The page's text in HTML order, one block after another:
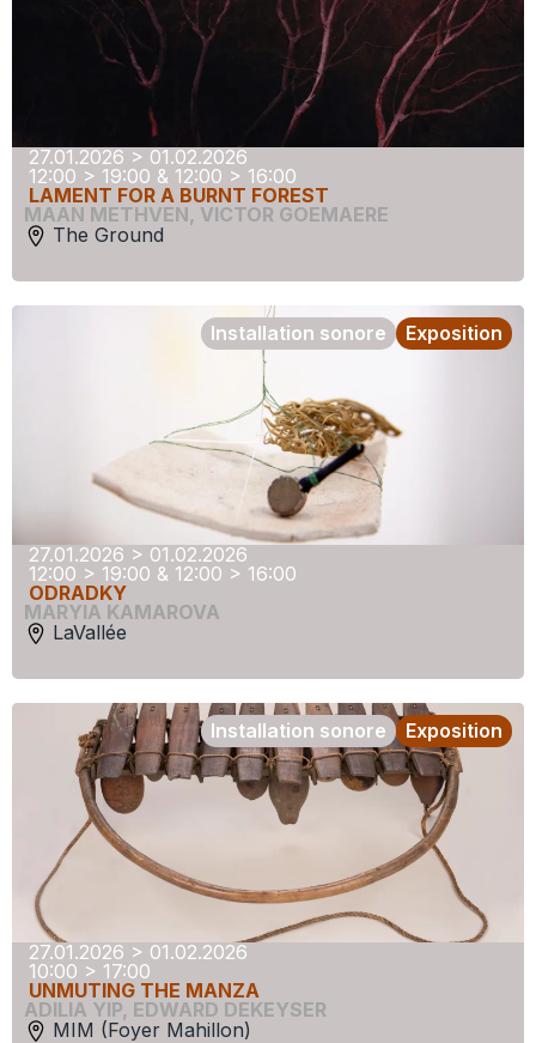
27.01.2026 > 01.02.2026
12:00 > 19:00 & 12:00 > 16:00
LAMENT FOR A BURNT FOREST
MAAN METHVEN, VICTOR GOEMAERE
The Ground
27.01.2026 > 01.02.2026
12:00 > 19:00 & 12:00 > 16:00
ODRADKY
MARYIA KAMAROVA
LaVallée
Exposition
Installation sonore
27.01.2026 > 01.02.2026
10:00 > 17:00
UNMUTING THE MANZA
ADILIA YIP, EDWARD DEKEYSER
MIM (Foyer Mahillon)
Exposition
Installation sonore